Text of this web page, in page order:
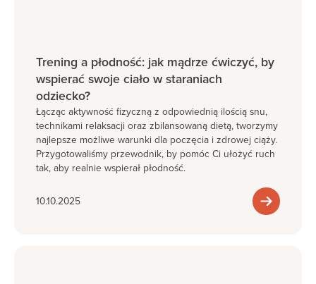
Trening a płodność: jak mądrze ćwiczyć, by
wspierać swoje ciało w staraniach
odziecko?
Łącząc aktywność fizyczną z odpowiednią ilością snu,
technikami relaksacji oraz zbilansowaną dietą, tworzymy
najlepsze możliwe warunki dla poczęcia i zdrowej ciąży.
Przygotowaliśmy przewodnik, by pomóc Ci ułożyć ruch
tak, aby realnie wspierał płodność.
10.10.2025